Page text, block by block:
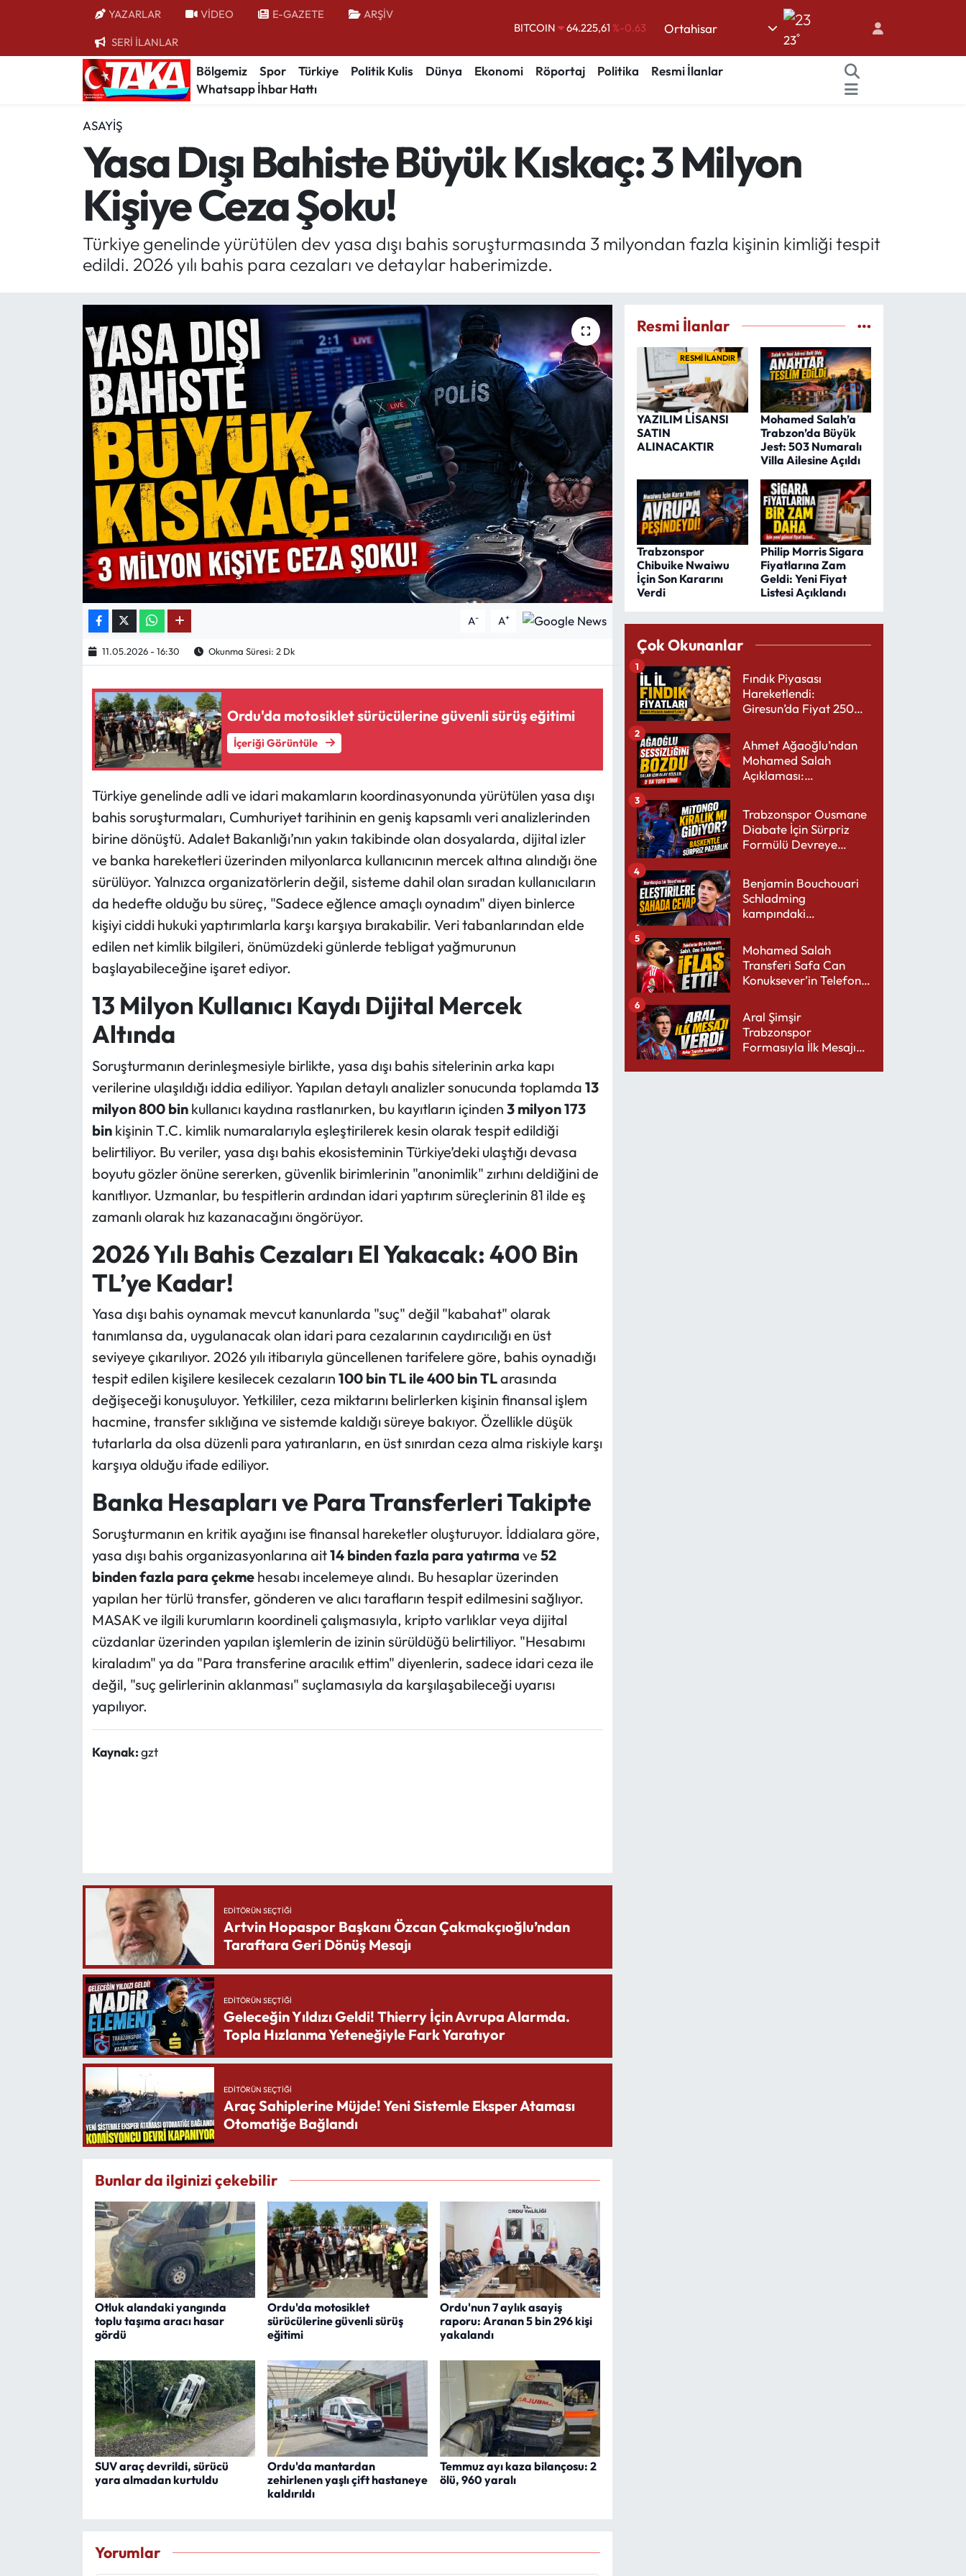
YAZARLAR VİDEO E-GAZETE ARŞİV
SERİ İLANLAR
DOLAR 47,6704 %0
EURO
55,0406%-0.08
STERLİN
64,2143%0
BITCOIN
64.225,61%-0.63
Ortahisar
23°
Bölgemiz Spor Türkiye Politik Kulis Dünya Ekonomi Röportaj Politika
Resmi İlanlar
Whatsapp İhbar Hattı
ASAYIŞ
Yasa Dışı Bahiste Büyük Kıskaç: 3 Milyon
Kişiye Ceza Şoku!
Türkiye genelinde yürütülen dev yasa dışı bahis soruşturmasında 3 milyondan fazla kişinin kimliği tespit
edildi. 2026 yılı bahis para cezaları ve detaylar haberimizde.
A- A+
11.05.2026 - 16:30 Okunma Süresi: 2 Dk
Ordu'da motosiklet sürücülerine güvenli sürüş eğitimi
İçeriği Görüntüle
Türkiye genelinde adli ve idari makamların koordinasyonunda yürütülen yasa dışı
bahis soruşturmaları, Cumhuriyet tarihinin en geniş kapsamlı veri analizlerinden
birine dönüştü. Adalet Bakanlığı’nın yakın takibinde olan dosyalarda, dijital izler
ve banka hareketleri üzerinden milyonlarca kullanıcının mercek altına alındığı öne
sürülüyor. Yalnızca organizatörlerin değil, sisteme dahil olan sıradan kullanıcıların
da hedefte olduğu bu süreç, "Sadece eğlence amaçlı oynadım" diyen binlerce
kişiyi ciddi hukuki yaptırımlarla karşı karşıya bırakabilir. Veri tabanlarından elde
edilen net kimlik bilgileri, önümüzdeki günlerde tebligat yağmurunun
başlayabileceğine işaret ediyor.
13 Milyon Kullanıcı Kaydı Dijital Mercek
Altında
Soruşturmanın derinleşmesiyle birlikte, yasa dışı bahis sitelerinin arka kapı
verilerine ulaşıldığı iddia ediliyor. Yapılan detaylı analizler sonucunda toplamda 13
milyon 800 binkullanıcı kaydına rastlanırken, bu kayıtların içinden 3 milyon 173
binkişinin T.C. kimlik numaralarıyla eşleştirilerek kesin olarak tespit edildiği
belirtiliyor. Bu veriler, yasa dışı bahis ekosisteminin Türkiye’deki ulaştığı devasa
boyutu gözler önüne sererken, güvenlik birimlerinin "anonimlik" zırhını deldiğini de
kanıtlıyor. Uzmanlar, bu tespitlerin ardından idari yaptırım süreçlerinin 81 ilde eş
zamanlı olarak hız kazanacağını öngörüyor.
2026 Yılı Bahis Cezaları El Yakacak: 400 Bin
TL’ye Kadar!
Yasa dışı bahis oynamak mevcut kanunlarda "suç" değil "kabahat" olarak
tanımlansa da, uygulanacak olan idari para cezalarının caydırıcılığı en üst
seviyeye çıkarılıyor. 2026 yılı itibarıyla güncellenen tarifelere göre, bahis oynadığı
tespit edilen kişilere kesilecek cezaların 100 bin TL ile 400 bin TLarasında
değişeceği konuşuluyor. Yetkililer, ceza miktarını belirlerken kişinin finansal işlem
hacmine, transfer sıklığına ve sistemde kaldığı süreye bakıyor. Özellikle düşük
tutarlarla da olsa düzenli para yatıranların, en üst sınırdan ceza alma riskiyle karşı
karşıya olduğu ifade ediliyor.
Banka Hesapları ve Para Transferleri Takipte
Soruşturmanın en kritik ayağını ise finansal hareketler oluşturuyor. İddialara göre,
yasa dışı bahis organizasyonlarına ait14 binden fazla para yatırma ve 52
binden fazla para çekmehesabı incelemeye alındı. Bu hesaplar üzerinden
yapılan her türlü transfer, gönderen ve alıcı tarafların tespit edilmesini sağlıyor.
MASAK ve ilgili kurumların koordineli çalışmasıyla, kripto varlıklar veya dijital
cüzdanlar üzerinden yapılan işlemlerin de izinin sürüldüğü belirtiliyor. "Hesabımı
kiraladım" ya da "Para transferine aracılık ettim" diyenlerin, sadece idari ceza ile
değil, "suç gelirlerinin aklanması" suçlamasıyla da karşılaşabileceği uyarısı
yapılıyor.
Kaynak:gzt
EDITÖRÜN SEÇTIĞI
Artvin Hopaspor Başkanı Özcan Çakmakçıoğlu’ndan
Taraftara Geri Dönüş Mesajı
EDITÖRÜN SEÇTIĞI
Geleceğin Yıldızı Geldi! Thierry İçin Avrupa Alarmda.
Topla Hızlanma Yeteneğiyle Fark Yaratıyor
EDITÖRÜN SEÇTIĞI
Araç Sahiplerine Müjde! Yeni Sistemle Eksper Ataması
Otomatiğe Bağlandı
Bunlar da ilginizi çekebilir
Otluk alandaki yangında
toplu taşıma aracı hasar
gördü
Ordu'da motosiklet
sürücülerine güvenli sürüş
eğitimi
Ordu'nun 7 aylık asayiş
raporu: Aranan 5 bin 296 kişi
yakalandı
SUV araç devrildi, sürücü
yara almadan kurtuldu
Ordu'da mantardan
zehirlenen yaşlı çift hastaneye
kaldırıldı
Temmuz ayı kaza bilançosu: 2
ölü, 960 yaralı
Yorumlar
Resmi İlanlar
RESMİ İLANDIR
YAZILIM LİSANSI
SATIN
ALINACAKTIR
Mohamed Salah’a
Trabzon’da Büyük
Jest: 503 Numaralı
Villa Ailesine Açıldı
Trabzonspor
Chibuike Nwaiwu
İçin Son Kararını
Verdi
Philip Morris Sigara
Fiyatlarına Zam
Geldi: Yeni Fiyat
Listesi Açıklandı
Çok Okunanlar
Fındık Piyasası
Hareketlendi:
Giresun’da Fiyat 250
1
Ahmet Ağaoğlu’ndan
Mohamed Salah
Açıklaması:
Yakışır
2
Trabzonspor Ousmane
Diabate İçin Sürpriz
Formülü Devreye
3
Benjamin Bouchouari
Schladming
kampındaki
4
Mohamed Salah
Transferi Safa Can
Konuksever’in Telefon
5
Aral Şimşir
Trabzonspor
Formasıyla İlk Mesajını
6
Bölgemiz
Kültür/Sanat
Politik Kulis
Mektup Galeri
Röportaj
Köşe Yazıları
Karikatür Galeri
ASTROLOJİ
Spor Yazıları
Trabzon Nöbetçi Eczaneler
Trabzon Hava Durumu
Trabzon Trafik Yoğunluk Haritası
Süper Lig Puan Durumu ve Fikstür
Tüm Manşetler
Son Dakika Haberleri
Haber Arşivi